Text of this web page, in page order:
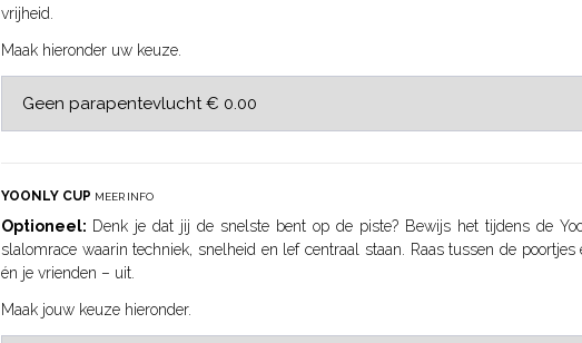
vrijheid.
Maak hieronder uw keuze.
YOONLY CUP MEER INFO
Optioneel: Denk je dat jij de snelste bent op de piste? Bewijs het tijdens de
slalomrace waarin techniek, snelheid en lef centraal staan. Raas tussen de
én je vrienden – uit.
Maak jouw keuze hieronder.